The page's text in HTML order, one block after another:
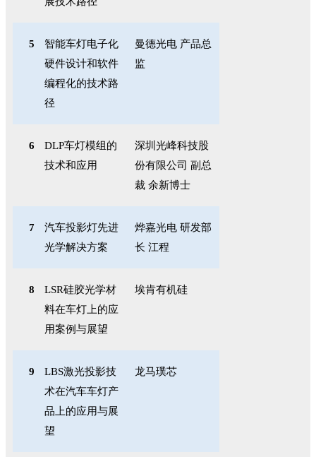
5
智能车灯电子化
硬件设计和软件
编程化的技术路
径
曼德光电 产品总
监
6 DLP车灯模组的
技术和应用
深圳光峰科技股
份有限公司 副总
裁 余新博士
7
汽车投影灯先进
光学解决方案
烨嘉光电 研发部
长 江程
8 LSR硅胶光学材
料在车灯上的应
用案例与展望
埃肯有机硅
9 LBS激光投影技
术在汽车车灯产
品上的应用与展
望
龙马璞芯